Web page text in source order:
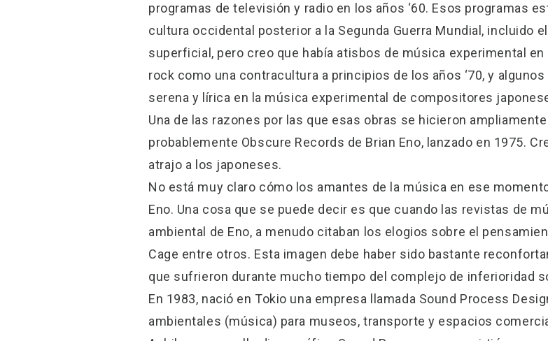
programas de televisión y radio en los años ‘60. Esos programas
cultura occidental posterior a la Segunda Guerra Mundial, incluido
superficial, pero creo que había atisbos de música experimental
rock como una contracultura a principios de los años ‘70, y
serena y lírica en la música experimental de compositores
Una de las razones por las que esas obras se hicieron
probablemente Obscure Records de Brian Eno, lanzado en 1975.
atrajo a los japoneses.
No está muy claro cómo los amantes de la música en ese
Eno. Una cosa que se puede decir es que cuando las revistas de
ambiental de Eno, a menudo citaban los elogios sobre el
Cage entre otros. Esta imagen debe haber sido bastante
que sufrieron durante mucho tiempo del complejo de inferioridad
En 1983, nació en Tokio una empresa llamada Sound Process
ambientales (música) para museos, transporte y espacios